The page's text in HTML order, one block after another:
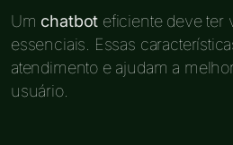
Um chatbot eficiente deve ter
essenciais. Essas
atendimento e ajudam a
usuário.